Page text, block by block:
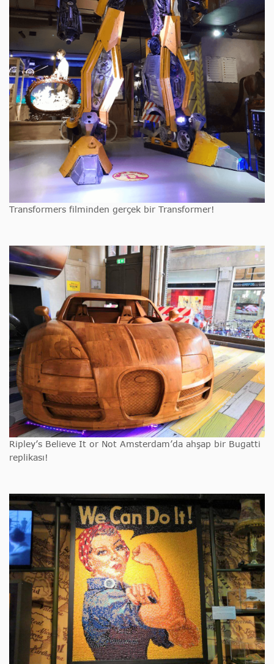
Transformers filminden gerçek bir Transformer!
Ripley’s Believe It or Not Amsterdam’da ahşap bir Bugatti
replikası!